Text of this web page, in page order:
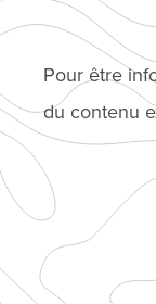
Pour être
du contenu